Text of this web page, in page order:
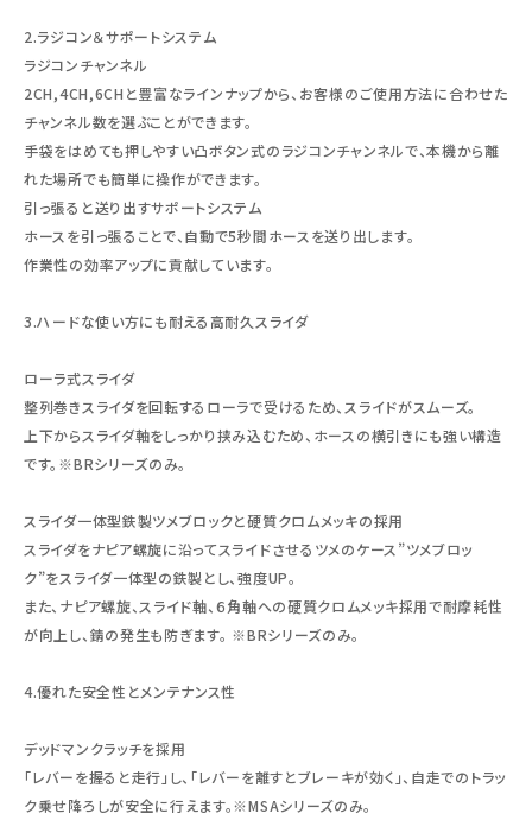
2.ラジコン＆サポートシステム
ラジコンチャンネル
2CH,4CH,6CHと豊富なラインナップから、お客様のご使用方法に合わせた
チャンネル数を選ぶことができます。
手袋をはめても押しやすい凸ボタン式のラジコンチャンネルで、本機から離
れた場所でも簡単に操作ができます。
引っ張ると送り出すサポートシステム
ホースを引っ張ることで、自動で5秒間ホースを送り出します。
作業性の効率アップに貢献しています。
3.ハードな使い方にも耐える高耐久スライダ
ローラ式スライダ
整列巻きスライダを回転するローラで受けるため、スライドがスムーズ。
上下からスライダ軸をしっかり挟み込むため、ホースの横引きにも強い構造
です。※BRシリーズのみ。
スライダ一体型鉄製ツメブロックと硬質クロムメッキの採用
スライダをナピア螺旋に沿ってスライドさせるツメのケース”ツメブロッ
ク”をスライダ一体型の鉄製とし、強度UP。
また、ナピア螺旋、スライド軸、６角軸への硬質クロムメッキ採用で耐摩耗性
が向上し、錆の発生も防ぎます。 ※BRシリーズのみ。
4.優れた安全性とメンテナンス性
デッドマンクラッチを採用
「レバーを握ると走行」し、「レバーを離すとブレーキが効く」、自走でのトラッ
ク乗せ降ろしが安全に行えます。※MSAシリーズのみ。